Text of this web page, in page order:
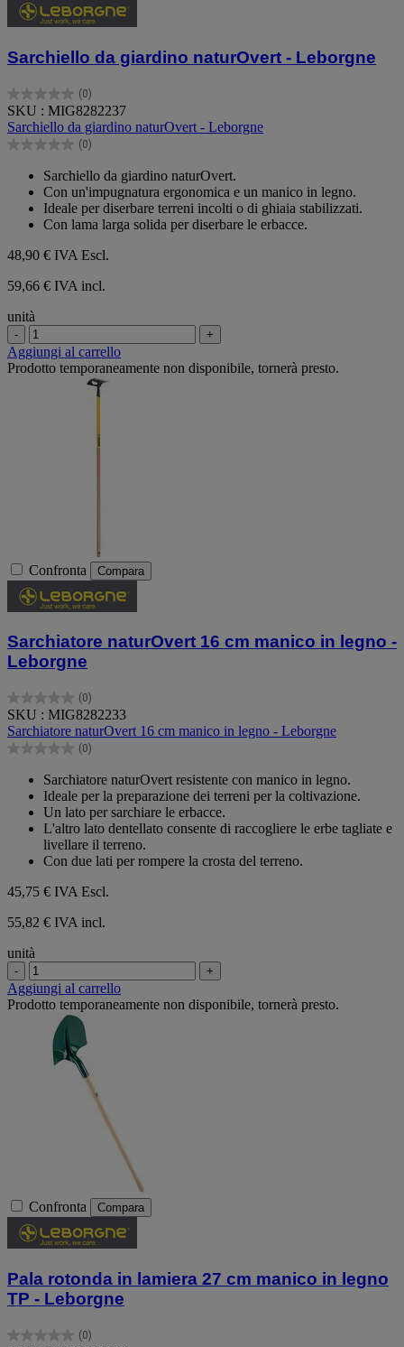
Sarchiello da giardino naturOvert - Leborgne
(0)
0.0
su
5
stelle.
SKU : MIG8282237
Sarchiello da giardino naturOvert - Leborgne
(0)
0.0
stelle.
Sarchiello da giardino naturOvert.
Con un'impugnatura ergonomica e un manico in legno.
Ideale per diserbare terreni incolti o di ghiaia stabilizzati.
Con lama larga solida per diserbare le erbacce.
48,90 € IVA Escl.
59,66 € IVA incl.
unità
- +
Aggiungi al carrello
Prodotto temporaneamente non disponibile, tornerà presto.
Confronta Compara
Sarchiatore naturOvert 16 cm manico in legno -
Leborgne
(0)
0.0
su
5
stelle.
SKU : MIG8282233
Sarchiatore naturOvert 16 cm manico in legno - Leborgne
(0)
0.0
Sarchiatore naturOvert resistente con manico in legno.
Ideale per la preparazione dei terreni per la coltivazione.
Un lato per sarchiare le erbacce.
L'altro lato dentellato consente di raccogliere le erbe tagliate e
livellare il terreno.
Con due lati per rompere la crosta del terreno.
45,75 € IVA Escl.
55,82 € IVA incl.
unità
- +
Aggiungi al carrello
Prodotto temporaneamente non disponibile, tornerà presto.
Confronta Compara
Pala rotonda in lamiera 27 cm manico in legno
TP - Leborgne
(0)
0.0